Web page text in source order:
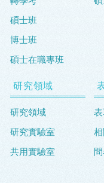
碩士班
博士班
碩士在職專班
研究領域
研究領域
研究實驗室
共用實驗室